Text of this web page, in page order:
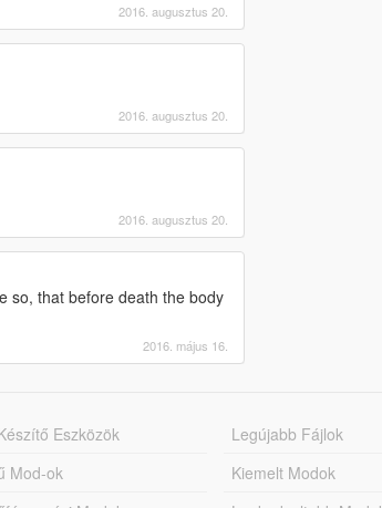
2016. augusztus 20.
2016. augusztus 20.
2016. augusztus 20.
so, that before death the body
2016. május 16.
Eszközök
Mod-ok
Legújabb Fájlok
Kiemelt Modok